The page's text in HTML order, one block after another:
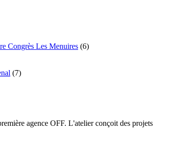
Congrès Les Menuires (6)
(7)
agence OFF. L'atelier conçoit des projets